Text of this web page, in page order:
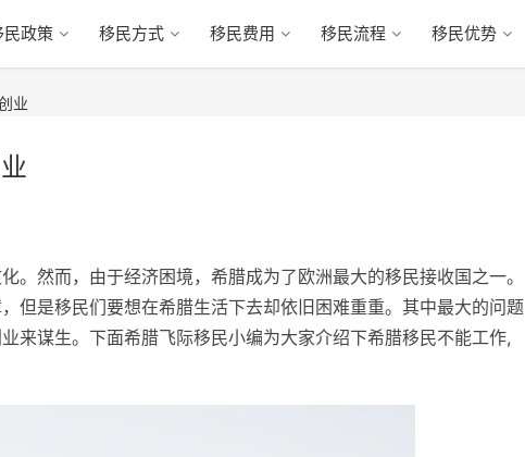
民政策 移民方式 移民费用 移民流程 移民优势
业
。然而，由于经济困境，希腊成为了欧洲最大的移民接收国之一。
但是移民们要想在希腊生活下去却依旧困难重重。其中最大的问题
来谋生。下面希腊飞际移民小编为大家介绍下希腊移民不能工作,